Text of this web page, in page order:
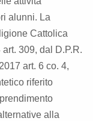
alunni. La
Cattolica
309, dal D.P.R.
art. 6 co. 4,
riferito
alla